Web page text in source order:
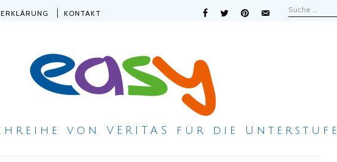
KONTAKT
von VERITAS für die Unterstufe